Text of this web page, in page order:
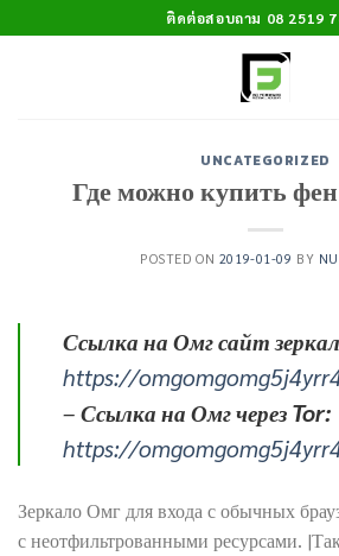
to
ติดต่อสอบถาม 08 2519
UNCATEGORIZED
Где можно купить
POSTED ON 2019-01-09 BY
Ссылка на Омг сайт
https://
– Ссылка на Омг через Tor:
https://
Зеркало Омг для входа с обычных
с неотфильтрованными ресурсами.